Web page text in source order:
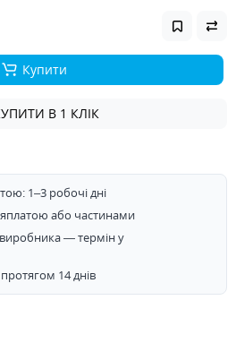
Купити
В 1 КЛIК
1–3 робочі дні
або частинами
виробника — термін у
14 днів